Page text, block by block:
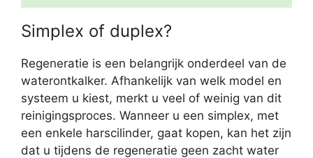
Simplex of duplex?
Regeneratie is een belangrijk onderdeel van de
waterontkalker. Afhankelijk van welk model en
systeem u kiest, merkt u veel of weinig van dit
reinigingsproces. Wanneer u een simplex, met
een enkele harscilinder, gaat kopen, kan het zijn
dat u tijdens de regeneratie geen zacht water